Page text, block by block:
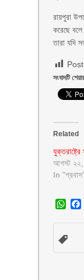
রায়পুরা
করেছে
তারা যদি
সংবাদটি
Related
আগস্ট
In